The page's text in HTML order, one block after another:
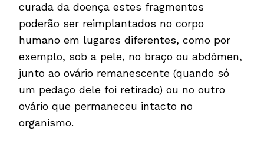
curada da doença estes fragmentos
poderão ser reimplantados no corpo
humano em lugares diferentes, como por
exemplo, sob a pele, no braço ou abdômen,
junto ao ovário remanescente (quando só
um pedaço dele foi retirado) ou no outro
ovário que permaneceu intacto no
organismo.